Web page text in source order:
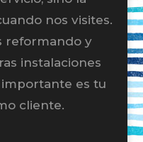
nos visites.
reformando y
instalaciones
es tu
cliente.